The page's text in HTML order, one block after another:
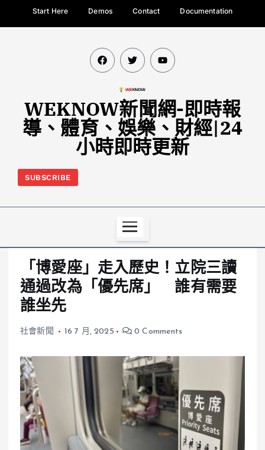
Start Here Demos Contact Documentation
WEKNOW新聞網-即時報
導、體育、娛樂、財經|24
小時即時更新
SUBSCRIBE
「博愛座」走入歷史！立院三讀
通過改為「優先席」 誰有需要
誰坐先
社會新聞 16 7 月, 2025 0 Comments